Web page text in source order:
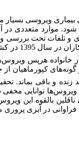
ویروسی بسیار
موارد متعددی در
و تلفات تحت بررسی و
بار
خانواده هرپس
کپورماهیان از
زنده و باقی بماند.
ویروس‌ها توانایی
ناقلین بالقوه این
در آبزی پروری